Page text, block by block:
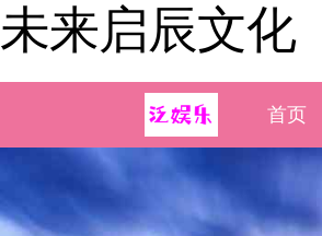
未来启辰文化
首页